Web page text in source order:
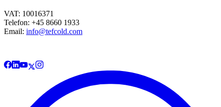
VAT: 10016371
Telefon: +45 8660 1933
Email: info@tefcold.com